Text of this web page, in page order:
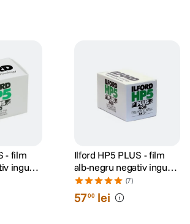
- film
ingust
Ilford HP5 PLUS - film
alb-negru negativ ingust
(ISO 400, 135/24)
(7)
5700 lei